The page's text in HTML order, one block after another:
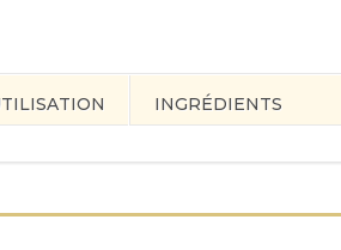
INGRÉDIENTS